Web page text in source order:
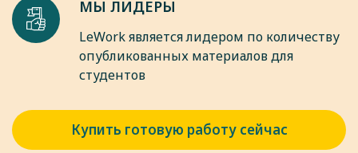
МЫ ЛИДЕРЫ
LeWork является лидером по количеству
опубликованных материалов для
студентов
Купить готовую работу сейчас